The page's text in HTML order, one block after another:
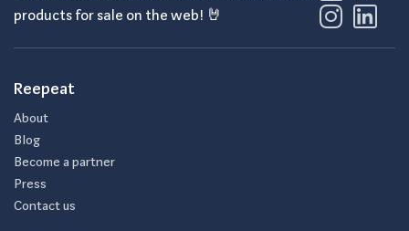
products for sale on the web! 🤘
Reepeat
About
Blog
Become a partner
Press
Contact us